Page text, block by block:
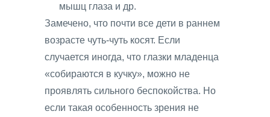
мышц глаза и др.
Замечено, что почти все дети в раннем
возрасте чуть-чуть косят. Если
случается иногда, что глазки младенца
«собираются в кучку», можно не
проявлять сильного беспокойства. Но
если такая особенность зрения не